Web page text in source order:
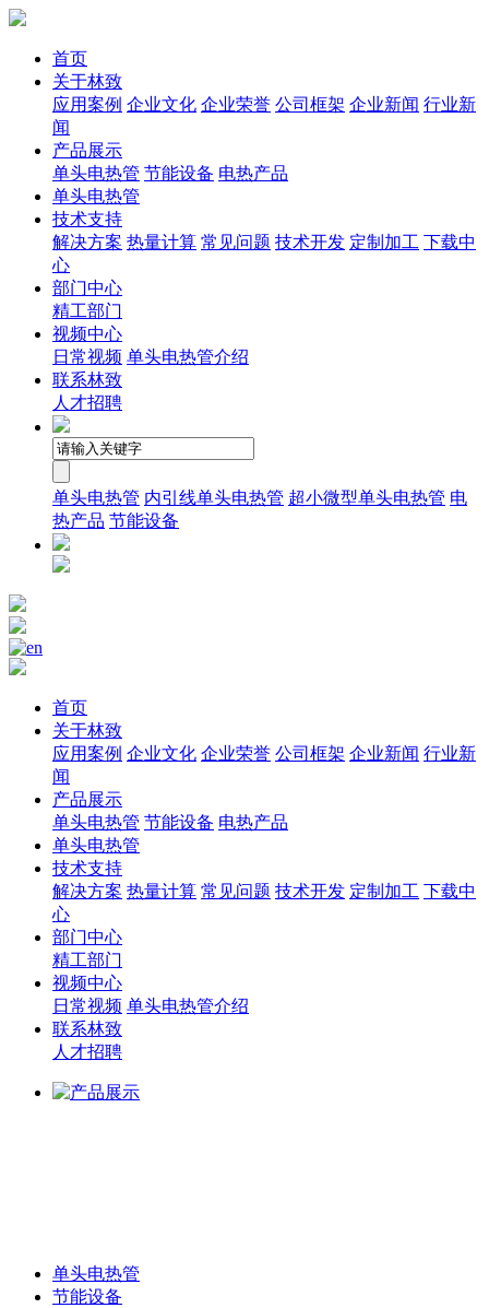
首页
关于林致
应用案例 企业文化 企业荣誉 公司框架 企业新闻 行业新
闻
产品展示
单头电热管 节能设备 电热产品
单头电热管
技术支持
解决方案 热量计算 常见问题 技术开发 定制加工 下载中
心
部门中心
精工部门
视频中心
日常视频 单头电热管介绍
联系林致
人才招聘
单头电热管 内引线单头电热管 超小微型单头电热管 电
热产品 节能设备
首页
关于林致
应用案例 企业文化 企业荣誉 公司框架 企业新闻 行业新
闻
产品展示
单头电热管 节能设备 电热产品
单头电热管
技术支持
解决方案 热量计算 常见问题 技术开发 定制加工 下载中
心
部门中心
精工部门
视频中心
日常视频 单头电热管介绍
联系林致
人才招聘
单头电热管
节能设备